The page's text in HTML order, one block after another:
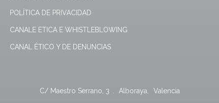
POLÍTICA DE PRIVACIDAD
CANALE ETICA E WHISTLEBLOWING
CANAL ÉTICO Y DE DENUNCIAS
C/ Maestro Serrano, 3 Alboraya Valencia